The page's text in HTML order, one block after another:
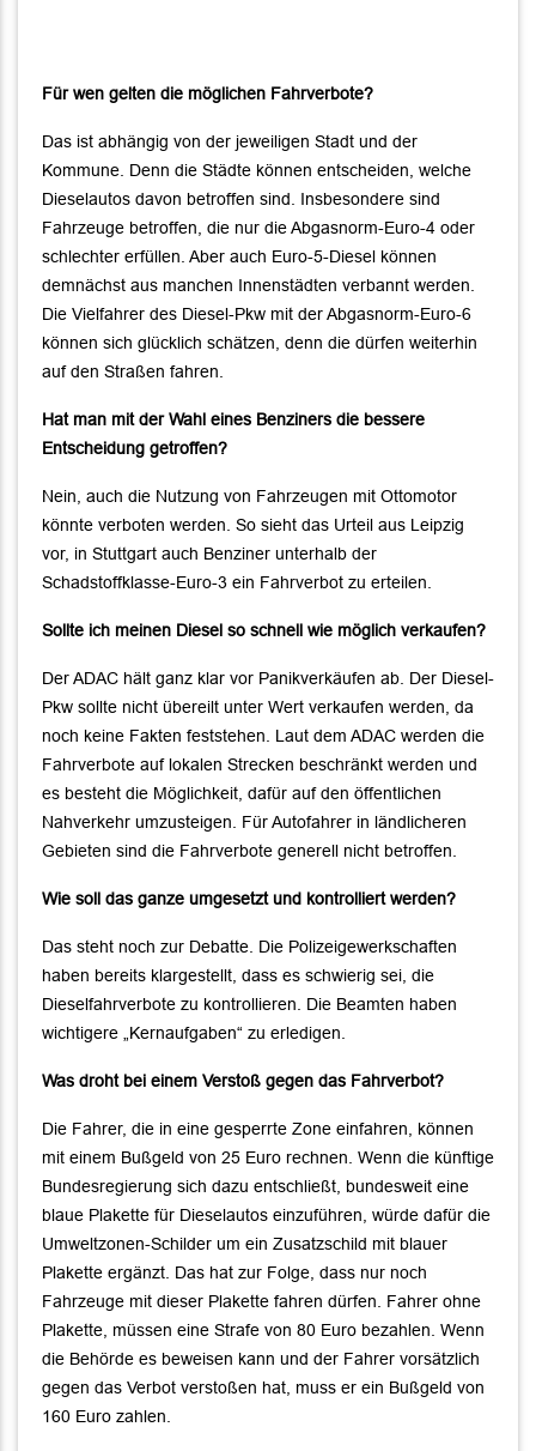
Für wen gelten die möglichen Fahrverbote?
Das ist abhängig von der jeweiligen Stadt und der
Kommune. Denn die Städte können entscheiden, welche
Dieselautos davon betroffen sind. Insbesondere sind
Fahrzeuge betroffen, die nur die Abgasnorm-Euro-4 oder
schlechter erfüllen. Aber auch Euro-5-Diesel können
demnächst aus manchen Innenstädten verbannt werden.
Die Vielfahrer des Diesel-Pkw mit der Abgasnorm-Euro-6
können sich glücklich schätzen, denn die dürfen weiterhin
auf den Straßen fahren.
Hat man mit der Wahl eines Benziners die bessere
Entscheidung getroffen?
Nein, auch die Nutzung von Fahrzeugen mit Ottomotor
könnte verboten werden. So sieht das Urteil aus Leipzig
vor, in Stuttgart auch Benziner unterhalb der
Schadstoffklasse-Euro-3 ein Fahrverbot zu erteilen.
Sollte ich meinen Diesel so schnell wie möglich verkaufen?
Der ADAC hält ganz klar vor Panikverkäufen ab. Der Diesel-
Pkw sollte nicht übereilt unter Wert verkaufen werden, da
noch keine Fakten feststehen. Laut dem ADAC werden die
Fahrverbote auf lokalen Strecken beschränkt werden und
es besteht die Möglichkeit, dafür auf den öffentlichen
Nahverkehr umzusteigen. Für Autofahrer in ländlicheren
Gebieten sind die Fahrverbote generell nicht betroffen.
Wie soll das ganze umgesetzt und kontrolliert werden?
Das steht noch zur Debatte. Die Polizeigewerkschaften
haben bereits klargestellt, dass es schwierig sei, die
Dieselfahrverbote zu kontrollieren. Die Beamten haben
wichtigere „Kernaufgaben“ zu erledigen.
Was droht bei einem Verstoß gegen das Fahrverbot?
Die Fahrer, die in eine gesperrte Zone einfahren, können
mit einem Bußgeld von 25 Euro rechnen. Wenn die künftige
Bundesregierung sich dazu entschließt, bundesweit eine
blaue Plakette für Dieselautos einzuführen, würde dafür die
Umweltzonen-Schilder um ein Zusatzschild mit blauer
Plakette ergänzt. Das hat zur Folge, dass nur noch
Fahrzeuge mit dieser Plakette fahren dürfen. Fahrer ohne
Plakette, müssen eine Strafe von 80 Euro bezahlen. Wenn
die Behörde es beweisen kann und der Fahrer vorsätzlich
gegen das Verbot verstoßen hat, muss er ein Bußgeld von
160 Euro zahlen.